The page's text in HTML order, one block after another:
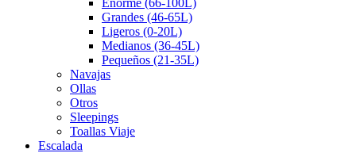
Grandes (46-65L)
Ligeros (0-20L)
Medianos (36-45L)
Pequeños (21-35L)
Navajas
Ollas
Otros
Sleepings
Toallas Viaje
Escalada